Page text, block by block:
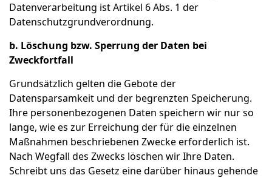
Datenverarbeitung ist Artikel 6 Abs. 1 der
Datenschutzgrundverordnung.
b. Löschung bzw. Sperrung der Daten bei
Zweckfortfall
Grundsätzlich gelten die Gebote der
Datensparsamkeit und der begrenzten Speicherung.
Ihre personenbezogenen Daten speichern wir nur so
lange, wie es zur Erreichung der für die einzelnen
Maßnahmen beschriebenen Zwecke erforderlich ist.
Nach Wegfall des Zwecks löschen wir Ihre Daten.
Schreibt uns das Gesetz eine darüber hinaus gehende